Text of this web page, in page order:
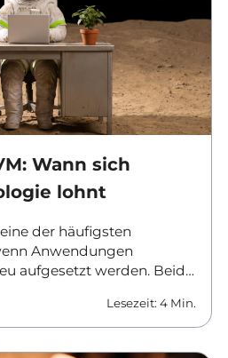
Wann sich
lohnt
der häufigsten
Anwendungen
aufgesetzt werden. Beide
aber sie tun es auf
und mit
für Betrieb, Sicherheit
Lesezeit: 4 Min.